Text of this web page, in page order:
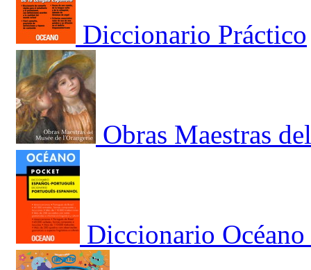
Diccionario Práctico
Obras Maestras
Diccionario